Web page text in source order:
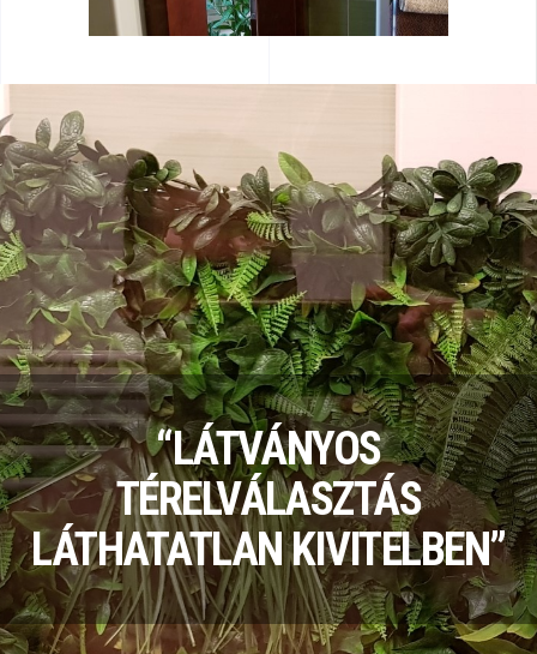
“LÁTVÁNYOS
TÉRELVÁLASZTÁS
LÁTHATATLAN KIVITELBEN”